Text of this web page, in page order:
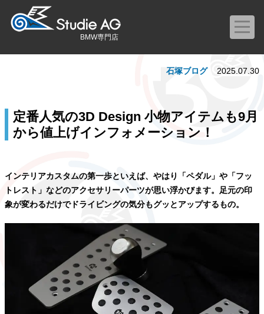
BMW専門店
定番人気の3D Design 小物アイテムも9月
から値上げインフォメーション！
石塚ブログ 2025.07.30
インテリアカスタムの第一歩といえば、やはり「ペダル」や「フッ
トレスト」などのアクセサリーパーツが思い浮かびます。足元の印
象が変わるだけでドライビングの気分もグッとアップするもの。